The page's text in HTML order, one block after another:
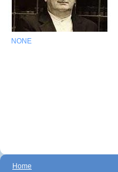
NONE
Home